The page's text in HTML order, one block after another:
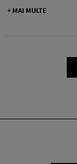
+ MAI MULTE